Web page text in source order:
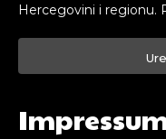
Hercegovini i regionu.